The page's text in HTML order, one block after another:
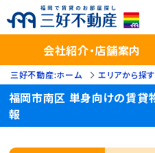
会社紹介・店舗案内
三好不動産:ホーム エリアから探す
福岡市南区 単身向けの賃貸物
報